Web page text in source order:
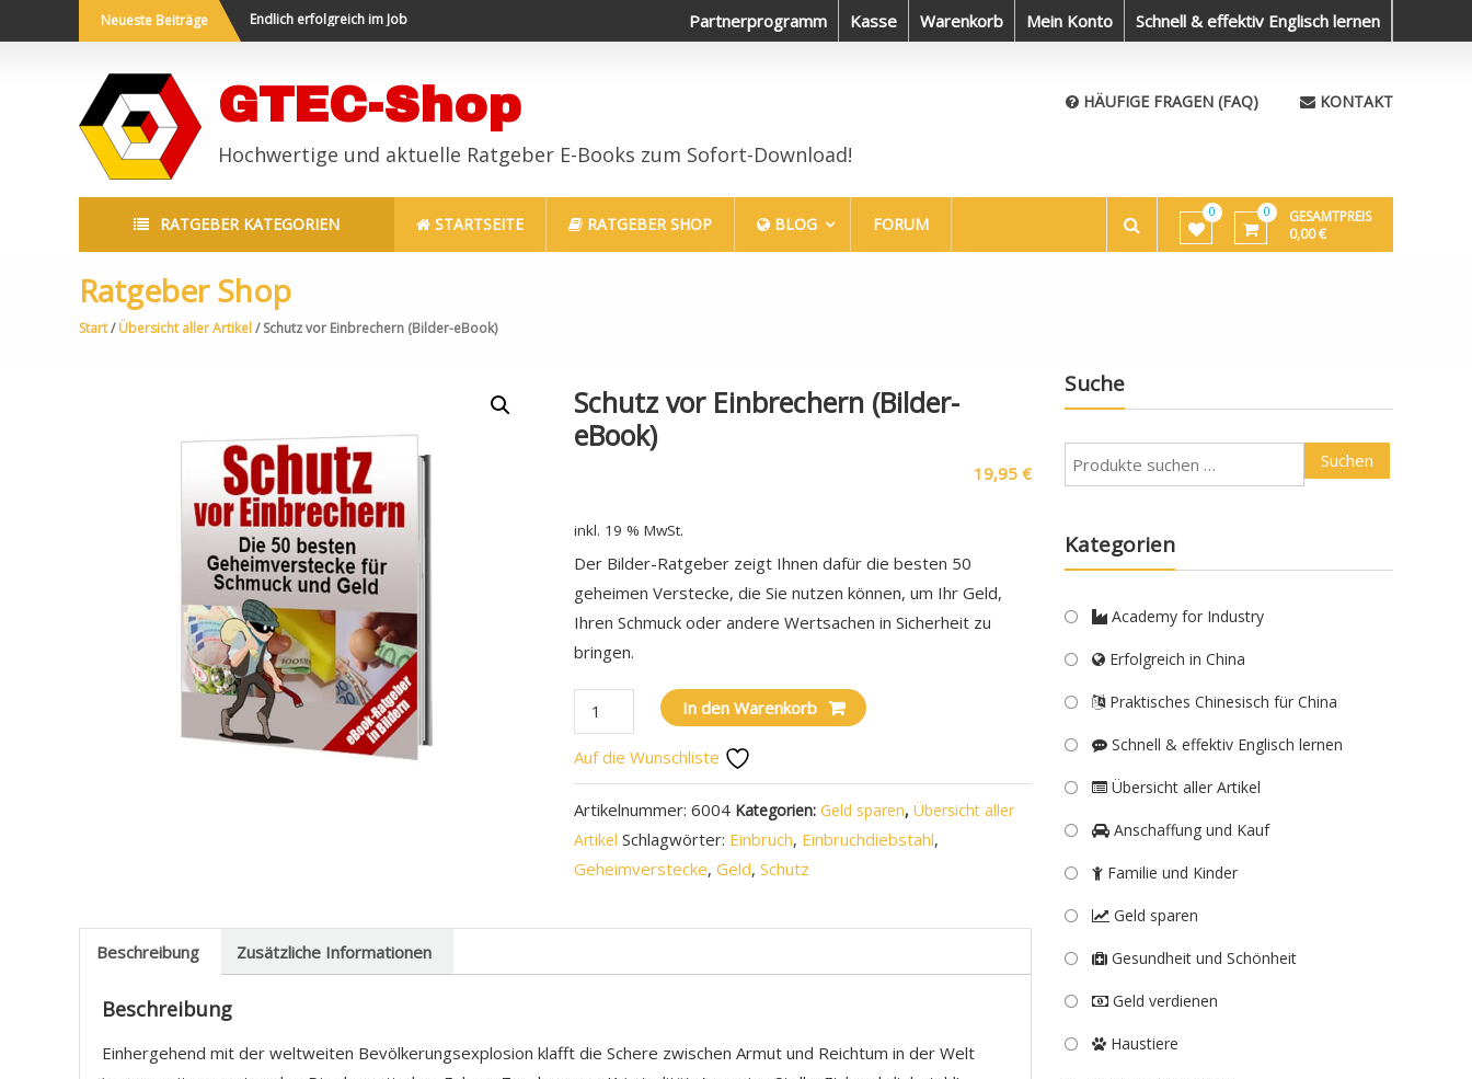
Neueste Beiträge
leicht gemacht Endlich erfolgreich im Job Haustiere sind auch nur Menschen Gesund, schön und glücklich Die Welt bereisen und Neues erleben Partnersuche leicht
Partnerprogramm Kasse Warenkorb Mein Konto Schnell & effektiv Englisch lernen
GTEC-Shop
Hochwertige und aktuelle Ratgeber E-Books zum Sofort-Download!
HÄUFIGE FRAGEN (FAQ) KONTAKT
RATGEBER KATEGORIEN STARTSEITE RATGEBER SHOP BLOG FORUM
0 0
GESAMTPREIS
0,00€
Ratgeber Shop
Start/Übersicht aller Artikel/ Schutz vor Einbrechern (Bilder-eBook)
Schutz vor Einbrechern (Bilder-
eBook)
19,95 €
inkl. 19 % MwSt.
Der Bilder-Ratgeber zeigt Ihnen dafür die besten 50
geheimen Verstecke, die Sie nutzen können, um Ihr Geld,
Ihren Schmuck oder andere Wertsachen in Sicherheit zu
bringen.
In den Warenkorb
Auf die Wunschliste
Artikelnummer:6004 Kategorien:Geld sparen,Übersicht aller
Artikel Schlagwörter: Einbruch, Einbruchdiebstahl,
Geheimverstecke,Geld,Schutz
Beschreibung Zusätzliche Informationen
Beschreibung
Einhergehend mit der weltweiten Bevölkerungsexplosion klafft die Schere zwischen Armut und Reichtum in der Welt
Suche
Suchen
Kategorien
Academy for Industry
Erfolgreich in China
Praktisches Chinesisch für China
Schnell & effektiv Englisch lernen
Übersicht aller Artikel
Anschaffung und Kauf
Familie und Kinder
Geld sparen
Gesundheit und Schönheit
Geld verdienen
Haustiere